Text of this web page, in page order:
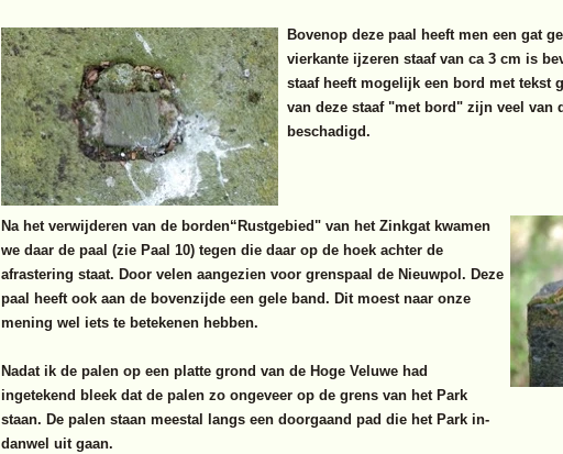
Bovenop deze paal heeft men een gat
vierkante ijzeren staaf van ca 3 cm is
staaf heeft mogelijk een bord met tekst
van deze staaf "met bord" zijn veel van
beschadigd.
Na het verwijderen van de borden“Rustgebied" van het Zinkgat kwamen
we daar de paal (zie Paal 10) tegen die daar op de hoek achter de
afrastering staat. Door velen aangezien voor grenspaal de Nieuwpol. Deze
paal heeft ook aan de bovenzijde een gele band. Dit moest naar onze
mening wel iets te betekenen hebben.
Nadat ik de palen op een platte grond van de Hoge Veluwe had
ingetekend bleek dat de palen zo ongeveer op de grens van het Park
staan. De palen staan meestal langs een doorgaand pad die het Park in-
danwel uit gaan.